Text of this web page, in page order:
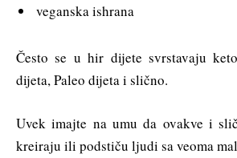
veganska ishrana
Često se u hir dijete svrstavaju
dijeta, Paleo dijeta i slično.
Uvek imajte na umu da ovakve i
kreiraju ili podstiču ljudi sa veoma